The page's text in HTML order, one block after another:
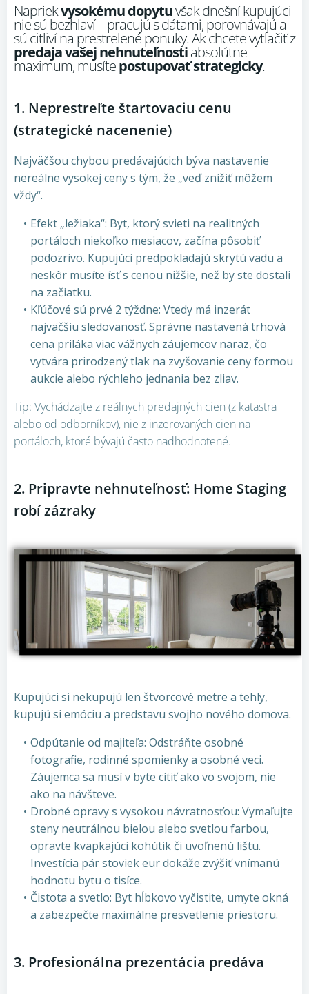
Napriekvysokému dopytuvšak dnešní kupujúci
nie sú bezhlaví – pracujú s dátami, porovnávajú a
sú citliví na prestrelené ponuky. Ak chcete vytlačiť z
predaja vašej nehnuteľnostiabsolútne
maximum, musítepostupovať strategicky.
1. Neprestreľte štartovaciu cenu
(strategické nacenenie)
Najväčšou chybou predávajúcich býva nastavenie
nereálne vysokej ceny s tým, že „veď znížiť môžem
vždy“.
Efekt „ležiaka“: Byt, ktorý svieti na realitných
portáloch niekoľko mesiacov, začína pôsobiť
podozrivo. Kupujúci predpokladajú skrytú vadu a
neskôr musíte ísť s cenou nižšie, než by ste dostali
na začiatku.
Kľúčové sú prvé 2 týždne: Vtedy má inzerát
najväčšiu sledovanosť. Správne nastavená trhová
cena priláka viac vážnych záujemcov naraz, čo
vytvára prirodzený tlak na zvyšovanie ceny formou
aukcie alebo rýchleho jednania bez zliav.
Tip: Vychádzajte z reálnych predajných cien (z katastra
alebo od odborníkov), nie z inzerovaných cien na
portáloch, ktoré bývajú často nadhodnotené.
2. Pripravte nehnuteľnosť: Home Staging
robí zázraky
Kupujúci si nekupujú len štvorcové metre a tehly,
kupujú si emóciu a predstavu svojho nového domova.
Odpútanie od majiteľa: Odstráňte osobné
fotografie, rodinné spomienky a osobné veci.
Záujemca sa musí v byte cítiť ako vo svojom, nie
ako na návšteve.
Drobné opravy s vysokou návratnosťou: Vymaľujte
steny neutrálnou bielou alebo svetlou farbou,
opravte kvapkajúci kohútik či uvoľnenú lištu.
Investícia pár stoviek eur dokáže zvýšiť vnímanú
hodnotu bytu o tisíce.
Čistota a svetlo: Byt hĺbkovo vyčistite, umyte okná
a zabezpečte maximálne presvetlenie priestoru.
3. Profesionálna prezentácia predáva